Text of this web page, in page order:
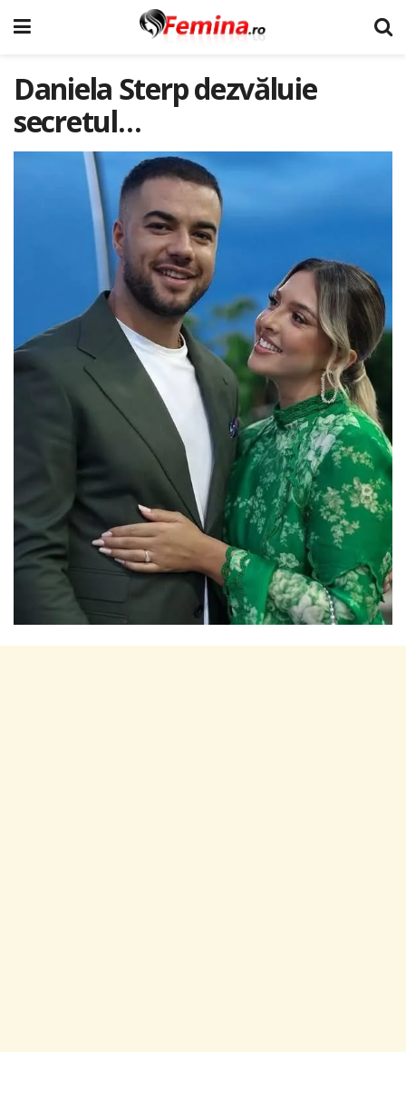
Daniela Sterp dezvăluie
secretul…